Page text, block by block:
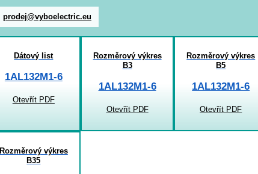
prodej@vyboelectric.eu
Dátový list
1AL132M1-6
Otevřít PDF
Rozměrový výkres
B3
1AL132M1-6
Otevřít PDF
Rozměrový výkres
B5
1AL132M1-6
Otevřít PDF
Rozměrový výkres
B35